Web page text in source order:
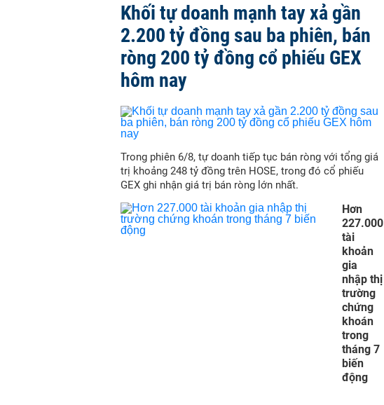
Khối tự doanh mạnh tay xả gần
2.200 tỷ đồng sau ba phiên, bán
ròng 200 tỷ đồng cổ phiếu GEX
hôm nay
Trong phiên 6/8, tự doanh tiếp tục bán ròng với tổng giá
trị khoảng 248 tỷ đồng trên HOSE, trong đó cổ phiếu
GEX ghi nhận giá trị bán ròng lớn nhất.
Hơn
227.000
tài
khoản
gia
nhập thị
trường
chứng
khoán
trong
tháng 7
biến
động